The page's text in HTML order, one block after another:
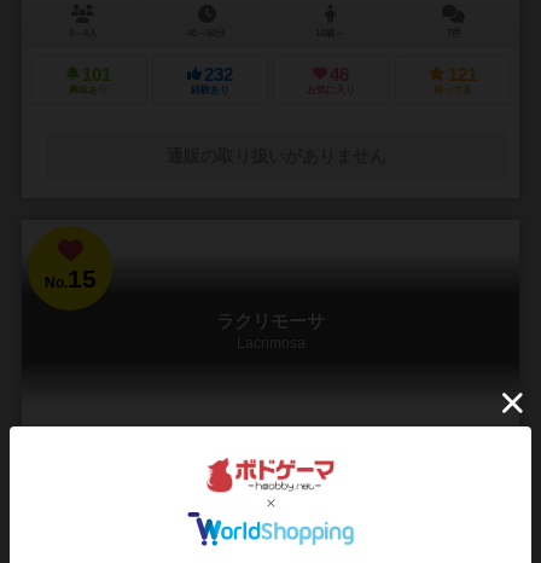
101
興味あり
232
経験あり
46
お気に入り
121
持ってる
No.15
ラクリモーサ
Lacrimosa
90分前後 14歳～
モーツァルトの生涯を追体験。過去の思い出に浸りながら、「レクイ
エムミサ曲ニ短調K626」を完成せよ！